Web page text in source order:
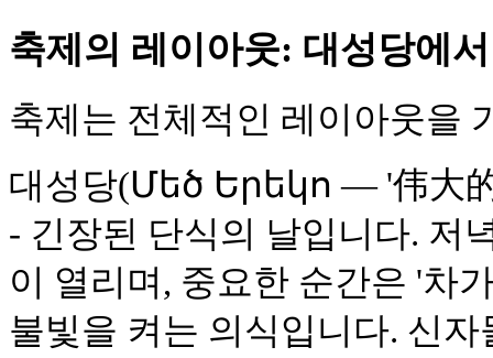
축제의 레이아웃: 대성당에
축제는 전체적인 레이아웃을
대성당(Մեծ Երեկո — '伟大的
- 긴장된 단식의 날입니다. 저
이 열리며, 중요한 순간은 '차
불빛을 켜는 의식입니다. 신